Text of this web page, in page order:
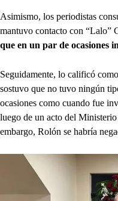
Asimismo, los periodistas
mantuvo contacto con “Lalo”
que en un par de ocasiones
Seguidamente, lo calificó como
sostuvo que no tuvo ningún
ocasiones como cuando fue
luego de un acto del
embargo, Rolón se habría